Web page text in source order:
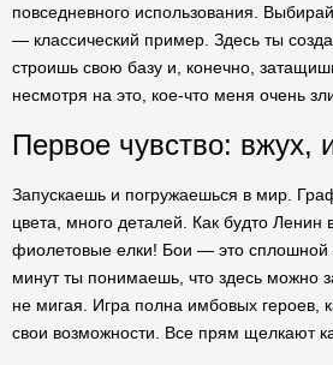
повседневного использования.
— классический пример. Здесь ты
строишь свою базу и, конечно,
несмотря на это, кое-что меня очень
Первое чувство: вжух,
Запускаешь и погружаешься в мир.
цвета, много деталей. Как будто Ленин
фиолетовые елки! Бои — это сплошной
минут ты понимаешь, что здесь можно
не мигая. Игра полна имбовых героев,
свои возможности. Все прям щелкают